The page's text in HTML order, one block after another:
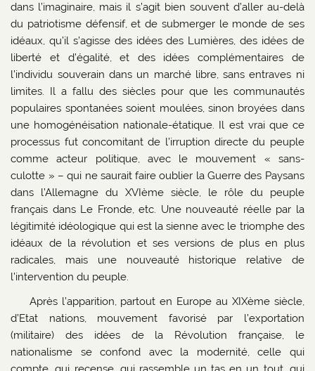
dans l’imaginaire, mais il s’agit bien souvent d’aller au-delà
du patriotisme défensif, et de submerger le monde de ses
idéaux, qu’il s’agisse des idées des Lumières, des idées de
liberté et d’égalité, et des idées complémentaires de
l’individu souverain dans un marché libre, sans entraves ni
limites. Il a fallu des siècles pour que les communautés
populaires spontanées soient moulées, sinon broyées dans
une homogénéisation nationale-étatique. Il est vrai que ce
processus fut concomitant de l’irruption directe du peuple
comme acteur politique, avec le mouvement « sans-
culotte » – qui ne saurait faire oublier la Guerre des Paysans
dans l’Allemagne du XVIème siècle, le rôle du peuple
français dans Le Fronde, etc. Une nouveauté réelle par la
légitimité idéologique qui est la sienne avec le triomphe des
idéaux de la révolution et ses versions de plus en plus
radicales, mais une nouveauté historique relative de
l’intervention du peuple.
Après l’apparition, partout en Europe au XIXème siècle,
d’Etat nations, mouvement favorisé par l’exportation
(militaire) des idées de la Révolution française, le
nationalisme se confond avec la modernité, celle qui